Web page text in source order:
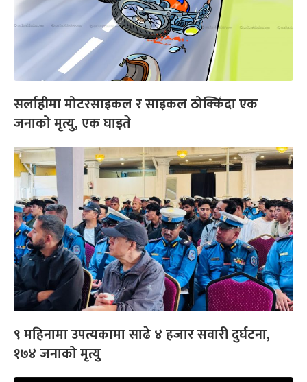
सर्लाहीमा मोटरसाइकल र साइकल ठोक्किँदा एक
जनाको मृत्यु, एक घाइते
९ महिनामा उपत्यकामा साढे ४ हजार सवारी दुर्घटना,
१७४ जनाको मृत्यु